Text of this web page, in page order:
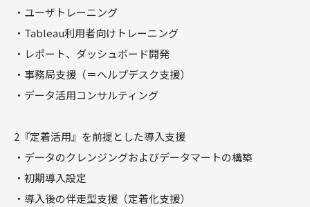
・ユーザトレーニング
・Tableau利用者向けトレーニング
・レポート、ダッシュボード開発
・事務局支援（＝ヘルプデスク支援）
・データ活用コンサルティング
2『定着活用』を前提とした導入支援
・データのクレンジングおよびデータマートの構築
・初期導入設定
・導入後の伴走型支援（定着化支援）